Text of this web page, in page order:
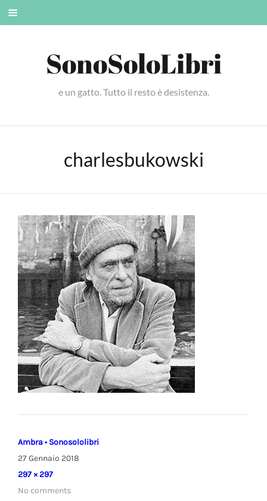
Skip
SonoSoloLibri
e un gatto. Tutto il resto è desistenza.
charlesbukowski
Ambra • Sonosololibri
27 Gennaio 2018
27
2018
Full
size
297 × 297
No comments